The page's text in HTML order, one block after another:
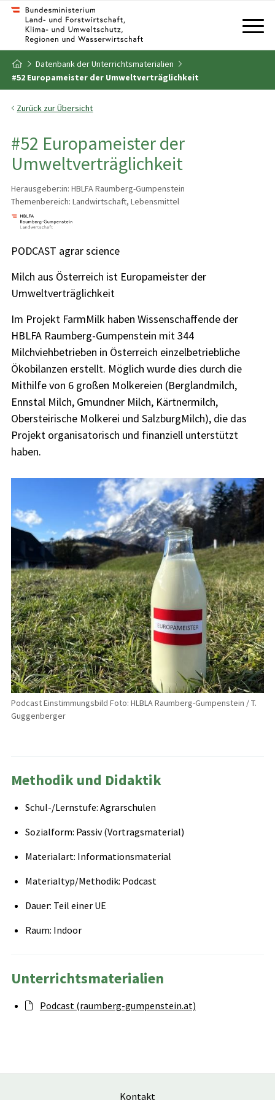
Zum Inhalt
Zum Inhaltsverzeichnis
Zur Startseite
Datenbank der Unterrichtsmaterialien
#52 Europameister der Umweltverträglichkeit
Zurück zur Übersicht
#52 Europameister der
Umweltverträglichkeit
Herausgeber:in: HBLFA Raumberg-Gumpenstein
Themenbereich: Landwirtschaft, Lebensmittel
PODCAST agrar science
Milch aus Österreich ist Europameister der
Umweltverträglichkeit
Im Projekt FarmMilk haben Wissenschaffende der
HBLFA Raumberg-Gumpenstein mit 344
Milchviehbetrieben in Österreich einzelbetriebliche
Ökobilanzen erstellt. Möglich wurde dies durch die
Mithilfe von 6 großen Molkereien (Berglandmilch,
Ennstal Milch, Gmundner Milch, Kärtnermilch,
Obersteirische Molkerei und SalzburgMilch), die das
Projekt organisatorisch und finanziell unterstützt
haben.
Podcast Einstimmungsbild Foto: HLBLA Raumberg-Gumpenstein / T.
Guggenberger
Methodik und Didaktik
Schul-/Lernstufe: Agrarschulen
Sozialform: Passiv (Vortragsmaterial)
Materialart: Informationsmaterial
Materialtyp/Methodik: Podcast
Dauer: Teil einer UE
Raum: Indoor
Unterrichtsmaterialien
Podcast (raumberg-gumpenstein.at)
Kontakt